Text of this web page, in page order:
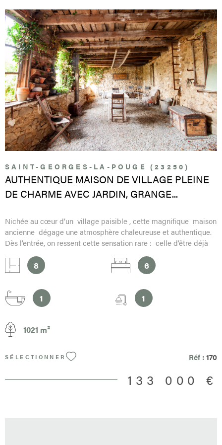
SAINT-GEORGES-LA-POUGE (23250)
AUTHENTIQUE MAISON DE VILLAGE PLEINE
DE CHARME AVEC JARDIN, GRANGE...
Nichée au cœur d’un village paisible , cette magnifique maison
ancienne dégage une atmosphère chaleureuse et authentique.
Dès l’entrée, on ressent cette sensation rare : celle d’être déjà
confort et caractère , cette propriété est faite pour vous. Un
intérieur décoré avec goût et entièrement meublé Dès votre
cachet de l’ancien : poutres apparentes, matériaux nobles,
meubles chinés avec amour… Chaque pièce raconte une
compose de : Une cuisine ouverte et conviviale, parfaite pour
chaleureuse , idéale pour les repas en famille ou entre amis Un
salon cocooning , propice à la détente Six chambres ,
invités ou voyageurs Deux salles d’eau , fonctionnelles et bien
8 6
1 1
1021 m²
SÉLECTIONNER Réf :170
133 000 €
VOIR LE BIEN
Pièces
PIÈCES
RÉFÉRENCE
CRITÈRES SUPPLÉMENTAIRES
Piscine
Parking
Terrasse
RECHERCHER